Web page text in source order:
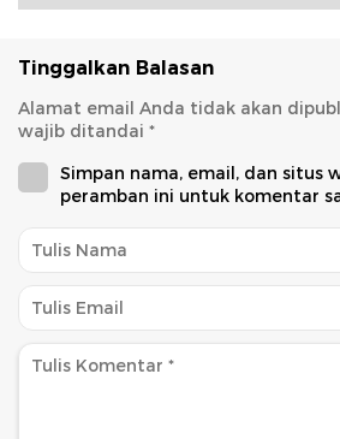
Tinggalkan Balasan
Alamat email Anda tidak akan
wajib ditandai *
Simpan nama, email, dan situs
peramban ini untuk komentar